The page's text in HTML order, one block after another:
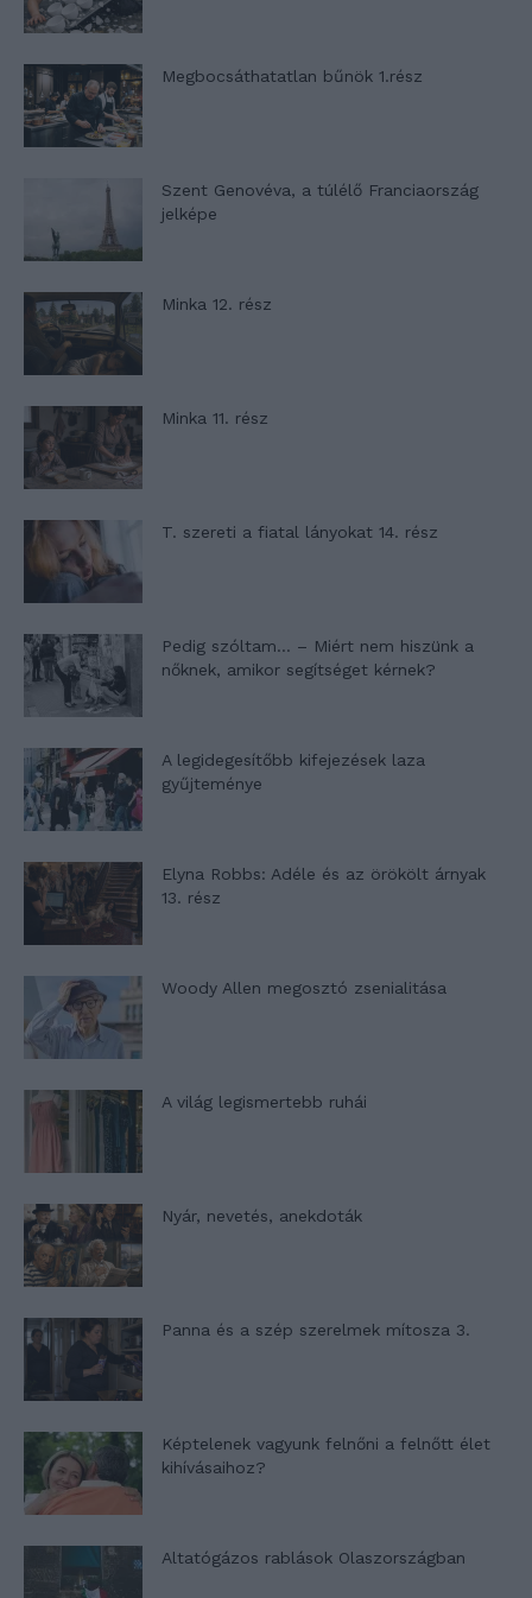
Megbocsáthatatlan bűnök 1.rész
Szent Genovéva, a túlélő Franciaország
jelképe
Minka 12. rész
Minka 11. rész
T. szereti a fiatal lányokat 14. rész
Pedig szóltam… – Miért nem hiszünk a
nőknek, amikor segítséget kérnek?
A legidegesítőbb kifejezések laza
gyűjteménye
Elyna Robbs: Adéle és az örökölt árnyak
13. rész
Woody Allen megosztó zsenialitása
A világ legismertebb ruhái
Nyár, nevetés, anekdoták
Panna és a szép szerelmek mítosza 3.
Képtelenek vagyunk felnőni a felnőtt élet
kihívásaihoz?
Altatógázos rablások Olaszországban